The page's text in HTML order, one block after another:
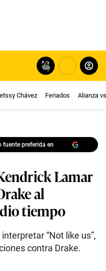
Chávez Feriados Alianza
fuente preferida en
Lamar
al
tiempo
“Not like us”,
contra Drake.